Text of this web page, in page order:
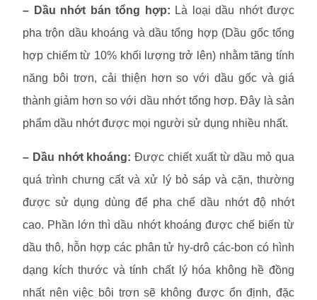
– Dầu nhớt bán tổng hợp: Là loại dầu nhớt được
pha trộn dầu khoáng và dầu tổng hợp (Dầu gốc tổng
hợp chiếm từ 10% khối lượng trở lên) nhằm tăng tính
năng bôi trơn, cải thiện hơn so với dầu gốc và giá
thành giảm hơn so với dầu nhớt tổng hơp. Đây là sản
phẩm dầu nhớt được mọi người sử dụng nhiều nhất.
– Dầu nhớt khoáng: Được chiết xuất từ dầu mỏ qua
quá trình chưng cất và xử lý bỏ sáp và cặn, thường
được sử dụng dùng để pha chế dầu nhớt độ nhớt
cao. Phần lớn thì dầu nhớt khoáng được chế biến từ
dầu thô, hỗn hợp các phân tử hy-drô các-bon có hình
dạng kích thước và tính chất lý hóa không hề đồng
nhất nên việc bôi trơn sẽ không được ổn định, đặc